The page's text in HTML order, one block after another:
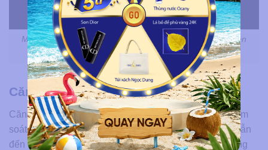
Mụn lưng do đâu?Uống nhiều nước ngọt dễ bị nổi mụn trên
lưng
Căng thẳng stress kéo dài
Căng thẳng cũng là lý do bị mụn lưng. Vì khi không kiểm
soát được cảm xúc, cơ thể căng thẳng và mệt mỏi sẽ dẫn
đến tăng tiết hormone cortisol trong cơ thể, dẫn đến tăng